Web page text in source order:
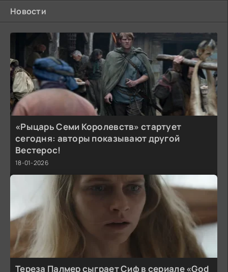
Новости
«Рыцарь Семи Королевств» стартует
сегодня: авторы показывают другой
Вестерос!
18-01-2026
Тереза Палмер сыграет Сиф в сериале «God